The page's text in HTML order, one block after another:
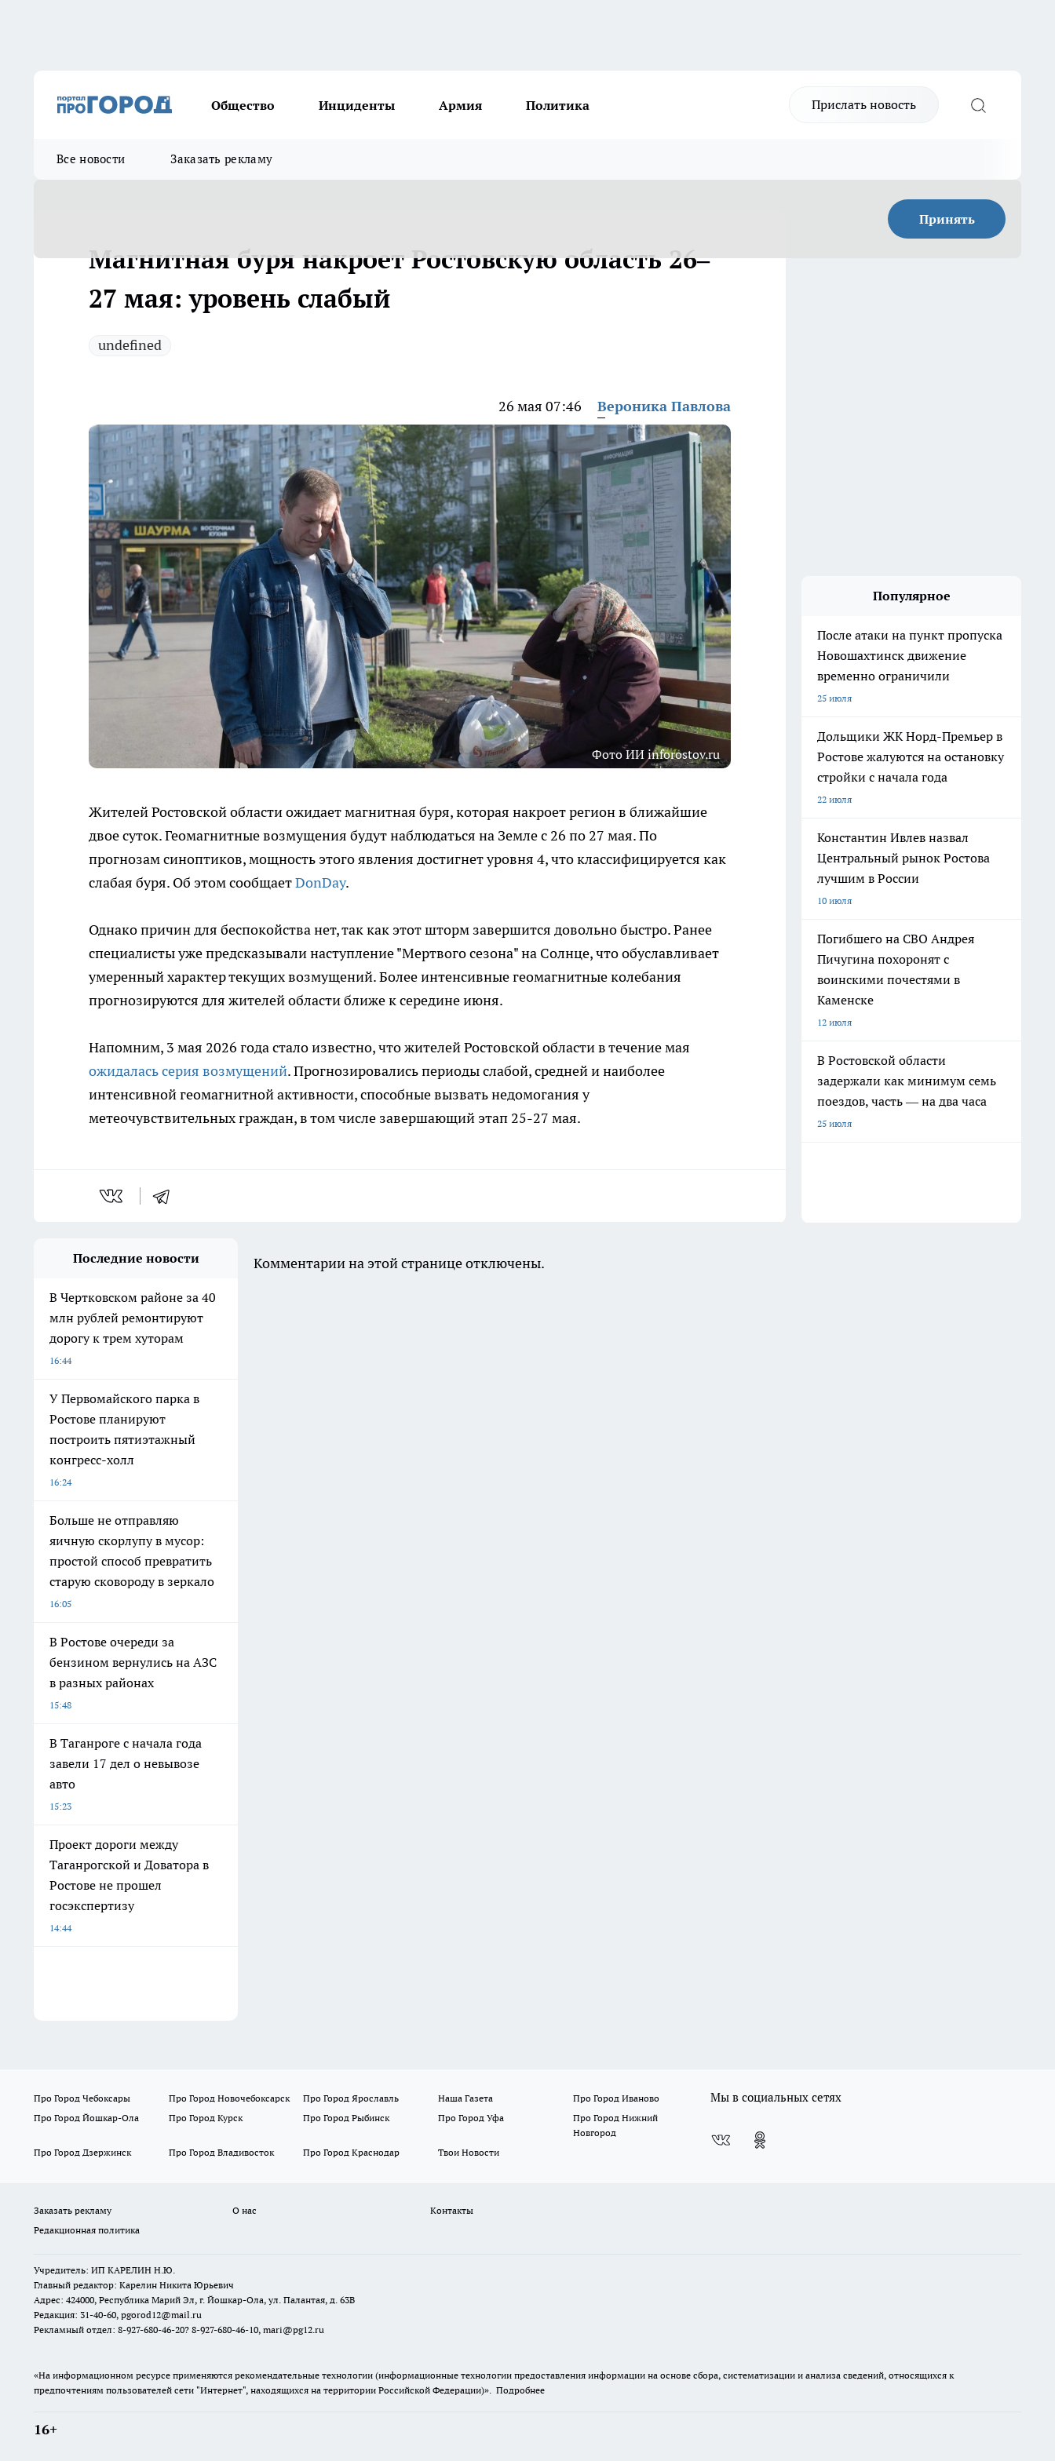
Общество Инциденты Армия Политика Прислать новость
Все новости Заказать рекламу
Принять
Магнитная буря накроет Ростовскую область 26–
27 мая: уровень слабый
undefined
26 мая 07:46 Вероника Павлова
Фото ИИ inforostov.ru
Жителей Ростовской области ожидает магнитная буря, которая накроет регион в ближайшие
двое суток. Геомагнитные возмущения будут наблюдаться на Земле с 26 по 27 мая. По
прогнозам синоптиков, мощность этого явления достигнет уровня 4, что классифицируется как
слабая буря. Об этом сообщаетDonDay.
Однако причин для беспокойства нет, так как этот шторм завершится довольно быстро. Ранее
специалисты уже предсказывали наступление "Мертвого сезона" на Солнце, что обуславливает
умеренный характер текущих возмущений. Более интенсивные геомагнитные колебания
прогнозируются для жителей области ближе к середине июня.
Напомним, 3 мая 2026 года стало известно, что жителей Ростовской области в течение мая
ожидалась серия возмущений. Прогнозировались периоды слабой, средней и наиболее
интенсивной геомагнитной активности, способные вызвать недомогания у
метеочувствительных граждан, в том числе завершающий этап 25-27 мая.
Популярное
После атаки на пункт пропуска
Новошахтинск движение
временно ограничили
25 июля
Дольщики ЖК Норд-Премьер в
Ростове жалуются на остановку
стройки с начала года
22 июля
Константин Ивлев назвал
Центральный рынок Ростова
лучшим в России
10 июля
Погибшего на СВО Андрея
Пичугина похоронят с
воинскими почестями в
Каменске
12 июля
В Ростовской области
задержали как минимум семь
поездов, часть — на два часа
25 июля
Последние новости
В Чертковском районе за 40
млн рублей ремонтируют
дорогу к трем хуторам
16:44
У Первомайского парка в
Ростове планируют
построить пятиэтажный
конгресс-холл
16:24
Больше не отправляю
яичную скорлупу в мусор:
простой способ превратить
старую сковороду в зеркало
16:05
В Ростове очереди за
бензином вернулись на АЗС
в разных районах
15:48
В Таганроге с начала года
завели 17 дел о невывозе
авто
15:23
Проект дороги между
Таганрогской и Доватора в
Ростове не прошел
госэкспертизу
14:44
Комментарии на этой странице отключены.
Про Город Чебоксары Про Город Новочебоксарск Про Город Ярославль Наша Газета
Про Город Иваново
Про Город Йошкар-Ола
Про Город Курск Про Город Рыбинск Про Город Уфа
Про Город Нижний
Новгород
Про Город Дзержинск
Про Город Владивосток Про Город Краснодар Твои Новости
Мы в социальных сетях
Заказать рекламу О нас
Контакты
Редакционная политика
Учредитель: ИП КАРЕЛИН Н.Ю.
Главный редактор: Карелин Никита Юрьевич
Адрес: 424000, Республика Марий Эл, г. Йошкар-Ола, ул. Палантая, д. 63В
Редакция: 31-40-60, pgorod12@mail.ru
Рекламный отдел: 8-927-680-46-20? 8-927-680-46-10, mari@pg12.ru
«На информационном ресурсе применяются рекомендательные технологии (информационные технологии предоставления информации на основе сбора, систематизации и анализа сведений, относящихся к
предпочтениям пользователей сети "Интернет", находящихся на территории Российской Федерации)». Подробнее
16+